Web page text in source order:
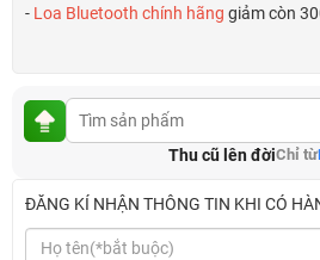
- Loa Bluetooth chính hãng giảm còn
Thu cũ lên đờiChỉ từ
ĐĂNG KÍ NHẬN THÔNG TIN KHI CÓ